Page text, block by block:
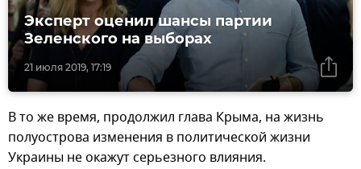
21 июля 2019, 17:19
Эксперт оценил шансы партии
Зеленского на выборах
В то же время, продолжил глава Крыма, на жизнь
полуострова изменения в политической жизни
Украины не окажут серьезного влияния.